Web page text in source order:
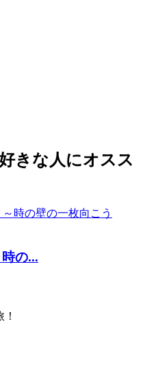
きな人にオスス
の...